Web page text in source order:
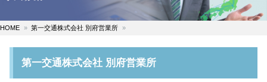
HOME 第一交通株式会社 別府営業所
第一交通株式会社 別府営業所